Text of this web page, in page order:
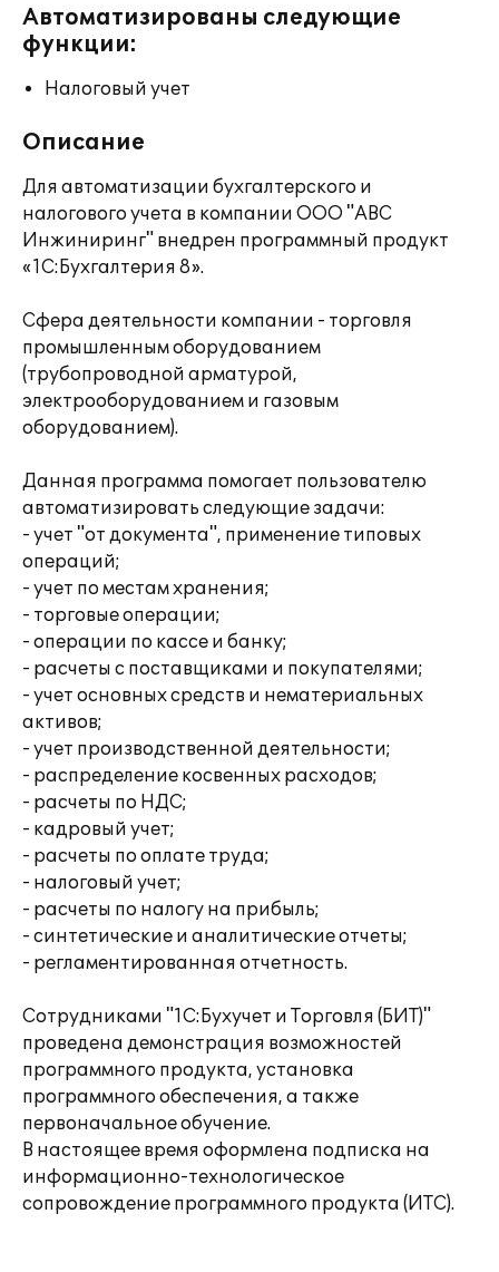
Автоматизированы следующие
функции:
Налоговый учет
Описание
Для автоматизации бухгалтерского и
налогового учета в компании ООО "АВС
Инжиниринг" внедрен программный продукт
«1C:Бухгалтерия 8».
Сфера деятельности компании - торговля
промышленным оборудованием
(трубопроводной арматурой,
электрооборудованием и газовым
оборудованием).
Данная программа помогает пользователю
автоматизировать следующие задачи:
- учет "от документа", применение типовых
операций;
- учет по местам хранения;
- торговые операции;
- операции по кассе и банку;
- расчеты с поставщиками и покупателями;
- учет основных средств и нематериальных
активов;
- учет производственной деятельности;
- распределение косвенных расходов;
- расчеты по НДС;
- кадровый учет;
- расчеты по оплате труда;
- налоговый учет;
- расчеты по налогу на прибыль;
- синтетические и аналитические отчеты;
- регламентированная отчетность.
Сотрудниками "1С:Бухучет и Торговля (БИТ)"
проведена демонстрация возможностей
программного продукта, установка
программного обеспечения, а также
первоначальное обучение.
В настоящее время оформлена подписка на
информационно-технологическое
сопровождение программного продукта (ИТС).